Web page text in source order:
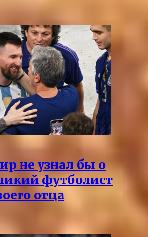
не узнал бы о
футболист
отца